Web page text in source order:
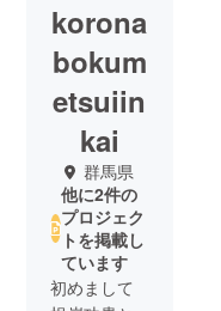
korona
bokum
etsuiin
kai
群馬県
他に2件の
プロジェク
トを掲載し
ています
初めまして